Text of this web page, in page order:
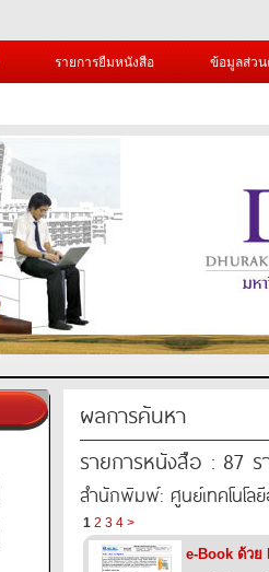
รายการยืมหนังสือ ข้อมูลส่ว
ผลการค้นหา
รายการหนังสือ : 87 ร
สำนักพิมพ์: ศูนย์เทคโนโล
1 2 3 4 >
e-Book ด้วย